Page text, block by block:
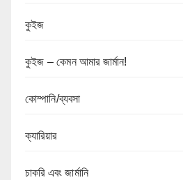
কুইজ
কুইজ – কেমন আমার জার্মান!
কোম্পানি/ব্যবসা
ক্যারিয়ার
চাকরি এবং জার্মানি